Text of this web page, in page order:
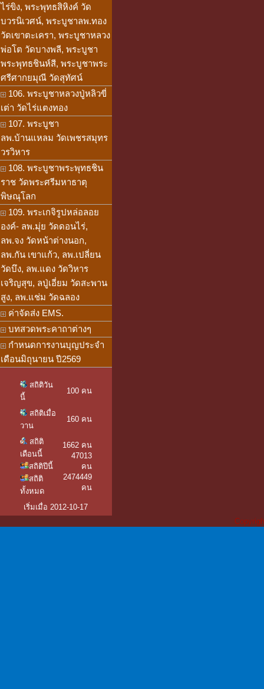
ไร่ขิง, พระพุทธสิหิงค์ วัด
บวรนิเวศน์, พระบูชาลพ.ทอง
วัดเขาตะเครา, พระบูชาหลวง
พ่อโต วัดบางพลี, พระบูชา
พระพุทธชินห์สี, พระบูชาพระ
ศรีศากยมุณี วัดสุทัศน์
106. พระบูชาหลวงปู่หลิวขี่
เต่า วัดไร่แตงทอง
107. พระบูชา
ลพ.บ้านแหลม วัดเพชรสมุทร
วรวิหาร
108. พระบูชาพระพุทธชิน
ราช วัดพระศรีมหาธาตุ
พิษณุโลก
109. พระเกจิรูปหล่อลอย
องค์- ลพ.มุ่ย วัดดอนไร่,
ลพ.จง วัดหน้าต่างนอก,
ลพ.กัน เขาแก้ว, ลพ.เปลี่ยน
วัดบึง, ลพ.แดง วัดวิหาร
เจริญสุข, ลปู่เอี่ยม วัดสะพาน
สูง, ลพ.แช่ม วัดฉลอง
ค่าจัดส่ง EMS.
บทสวดพระคาถาต่างๆ
กำหนดการงานบุญประจำ
เดือนมิถุนายน ปี2569
สถิติวัน
นี้
100 คน
สถิติเมื่อ
วาน
160 คน
สถิติ
เดือนนี้
สถิติปีนี้
สถิติ
ทั้งหมด
1662 คน
47013
คน
2474449
คน
เริ่มเมื่อ 2012-10-17